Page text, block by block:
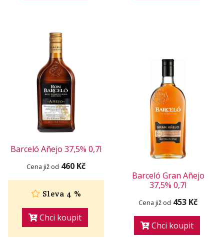
Barceló Añejo 37,5% 0,7l
Cena již od 460 Kč
Sleva 4 %
Chci koupit
Barceló Gran Añejo
37,5% 0,7l
Cena již od 453 Kč
Chci koupit